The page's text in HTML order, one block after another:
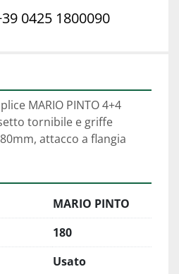
0425 1800090
MARIO PINTO 4+4
tornibile e griffe
attacco a flangia
MARIO PINTO
180
Usato